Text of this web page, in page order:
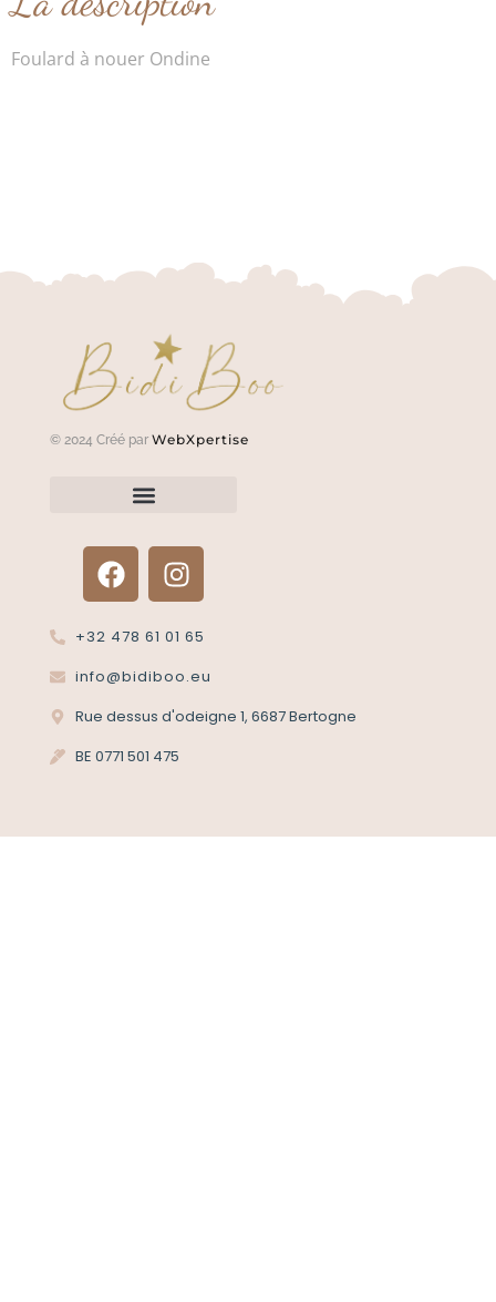
Foulard à nouer Ondine
© 2024 Créé par WebXpertise
+32 478 61 01 65
info@bidiboo.eu
Rue dessus d'odeigne 1, 6687 Bertogne
BE 0771 501 475